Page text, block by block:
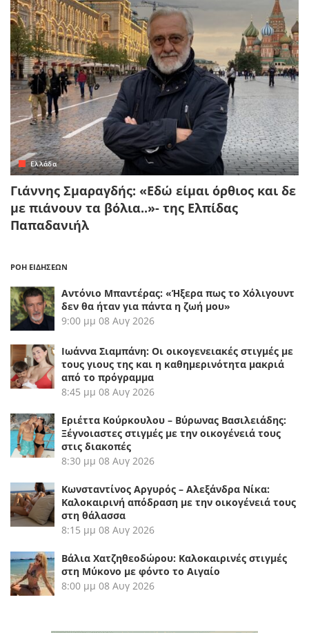
Ελλάδα
Γιάννης Σμαραγδής: «Εδώ είμαι όρθιος και δε
με πιάνουν τα βόλια..»- της Ελπίδας
Παπαδανιήλ
ΡΟΗ ΕΙΔΗΣΕΩΝ
Αντόνιο Μπαντέρας: «Ήξερα πως το Χόλιγουντ
δεν θα ήταν για πάντα η ζωή μου»
9:00 μμ 08 Αυγ 2026
Ιωάννα Σιαμπάνη: Οι οικογενειακές στιγμές με
τους γιους της και η καθημερινότητα μακριά
από το πρόγραμμα
8:45 μμ 08 Αυγ 2026
Εριέττα Κούρκουλου – Βύρωνας Βασιλειάδης:
Ξέγνοιαστες στιγμές με την οικογένειά τους
στις διακοπές
8:30 μμ 08 Αυγ 2026
Κωνσταντίνος Αργυρός – Αλεξάνδρα Νίκα:
Καλοκαιρινή απόδραση με την οικογένειά τους
στη θάλασσα
8:15 μμ 08 Αυγ 2026
Βάλια Χατζηθεοδώρου: Καλοκαιρινές στιγμές
στη Μύκονο με φόντο το Αιγαίο
8:00 μμ 08 Αυγ 2026